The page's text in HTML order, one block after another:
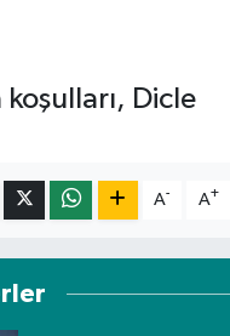
Dicle
A- A+